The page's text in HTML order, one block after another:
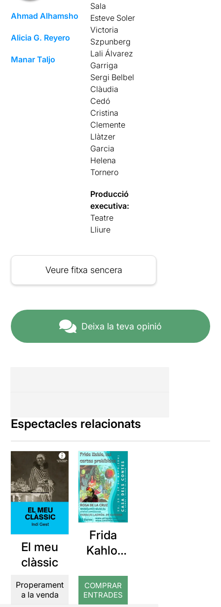
Ahmad Alhamsho
Alicia G. Reyero
Manar Taljo
Sala
Esteve Soler
Victoria
Szpunberg
Lali Álvarez
Garriga
Sergi Belbel
Clàudia
Cedó
Cristina
Clemente
Llàtzer
Garcia
Helena
Tornero
Producció
executiva:
Teatre
Lliure
Veure fitxa sencera
Deixa la teva opinió
Espectacles relacionats
El meu
clàssic
Properament
a la venda
Frida
Kahlo,
cartas
prohibid
COMPRAR
ENTRADES